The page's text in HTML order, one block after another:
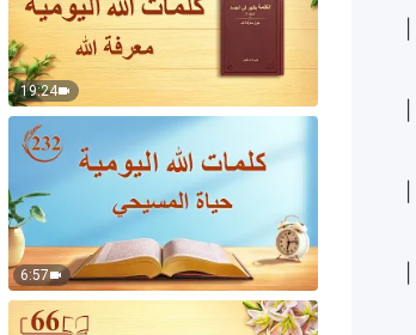
19:24
6:57